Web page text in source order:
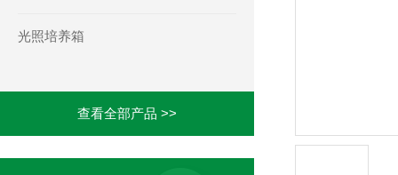
光照培养箱
查看全部产品 >>